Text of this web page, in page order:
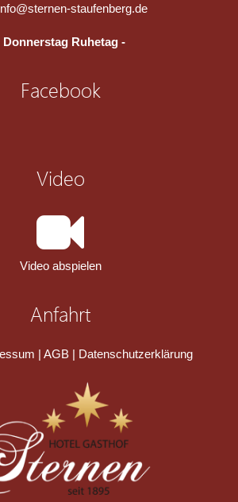
staufenberg.de
Donnerstag Ruhetag -
Facebook
Video
Video abspielen
Anfahrt
| AGB| Datenschutzerklärung